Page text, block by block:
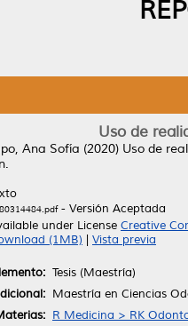
Uso de
Ana Sofía (2020) Uso de
- Versión Aceptada
under License Creative
(1MB)
Vista previa
Tesis (Maestría)
Maestría en Ciencias
R Medicina > RK